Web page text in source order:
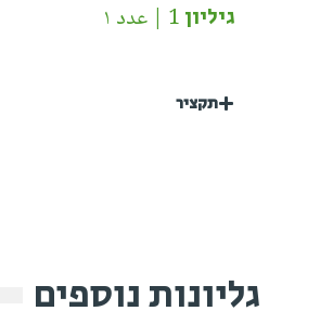
גיליון 1 | عدد ١
תקציר
גליונות נוספים